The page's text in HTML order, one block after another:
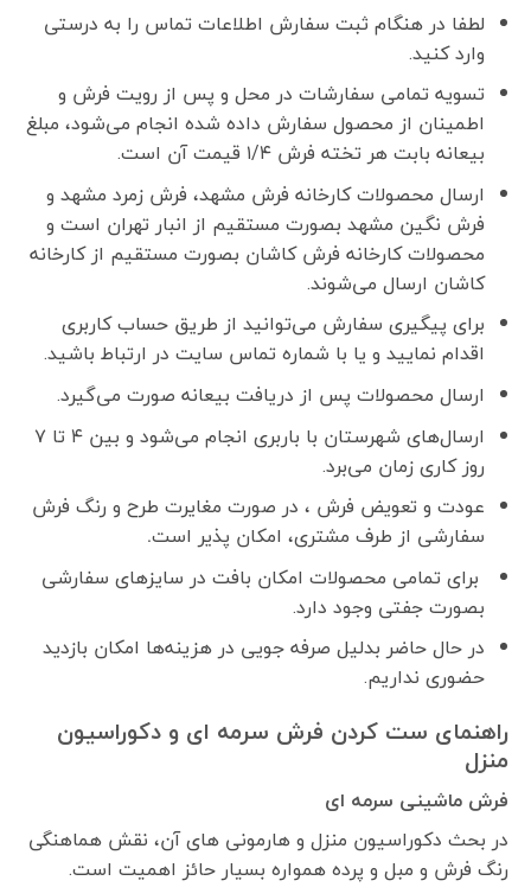
لطفا در هنگام ثبت سفارش اطلاعات تماس را به درستی
وارد کنید.
تسویه تمامی سفارشات در محل و پس از رویت فرش و
اطمینان از محصول سفارش داده شده انجام می‌شود، مبلغ
بیعانه بابت هر تخته فرش ۱/۴ قیمت آن است.
ارسال محصولات کارخانه فرش مشهد، فرش زمرد مشهد و
فرش نگین مشهد بصورت مستقیم از انبار تهران است و
محصولات کارخانه فرش کاشان بصورت مستقیم از کارخانه
کاشان ارسال می‌شوند.
برای پیگیری سفارش می‌توانید از طریق حساب کاربری
اقدام نمایید و یا با شماره تماس سایت در ارتباط باشید.
ارسال محصولات پس از دریافت بیعانه صورت می‌گیرد.
ارسال‌های شهرستان با باربری انجام می‌شود و بین ۴ تا ۷
روز کاری زمان می‌برد.
عودت و تعویض فرش ، در صورت مغایرت طرح و رنگ فرش
سفارشی از طرف مشتری، امکان پذیر است.
برای تمامی محصولات امکان بافت در سایزهای سفارشی
بصورت جفتی وجود دارد.
در حال حاضر بدلیل صرفه جویی در هزینه‌ها امکان بازدید
حضوری نداریم.
راهنمای ست کردن فرش سرمه ای و دکوراسیون
منزل
فرش ماشینی سرمه ای
در بحث دکوراسیون منزل و هارمونی های آن، نقش هماهنگی
رنگ فرش و مبل و پرده همواره بسیار حائز اهمیت است.